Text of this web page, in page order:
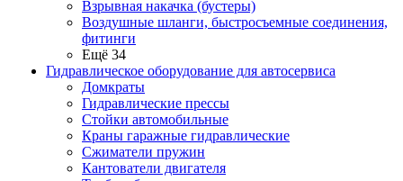
Взрывная накачка (бустеры)
Воздушные шланги, быстросъемные соединения,
фитинги
Ещё 34
Гидравлическое оборудование для автосервиса
Домкраты
Гидравлические прессы
Стойки автомобильные
Краны гаражные гидравлические
Сжиматели пружин
Кантователи двигателя